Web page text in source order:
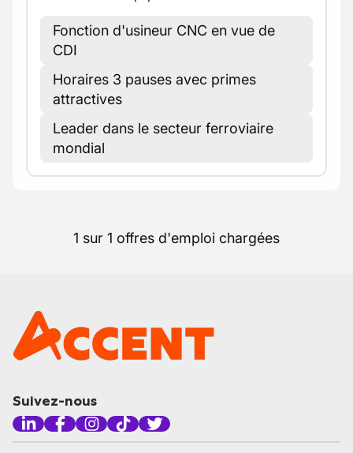
Fonction d'usineur CNC en vue de
CDI
Horaires 3 pauses avec primes
attractives
Leader dans le secteur ferroviaire
mondial
1 sur 1 offres d'emploi chargées
Suivez-nous